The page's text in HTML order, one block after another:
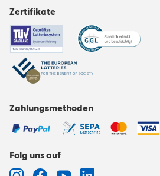
Zertifikate
Zahlungsmethoden
Folg uns auf